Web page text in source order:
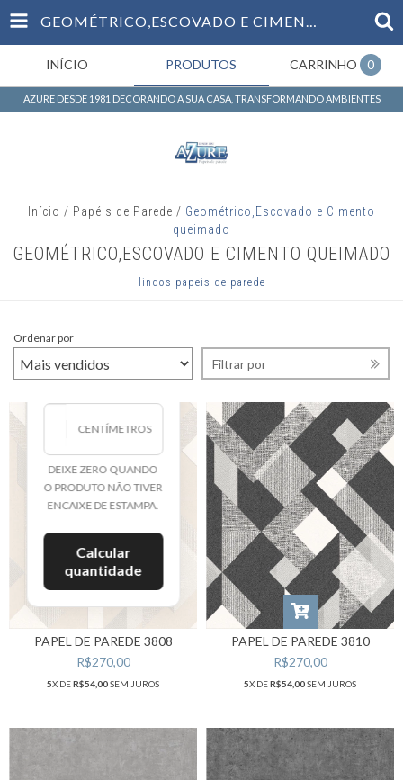
GEOMÉTRICO,ESCOVADO E CIMENTO QUEIMADO
INÍCIO PRODUTOS CARRINHO 0
AZURE DESDE 1981 DECORANDO A SUA CASA, TRANSFORMANDO AMBIENTES
Início / Papéis de Parede / Geométrico,Escovado e Cimento
queimado
GEOMÉTRICO,ESCOVADO E CIMENTO QUEIMADO
lindos papeis de parede
Ordenar por
Filtrar por
ALTURA DA
PAREDE
METROS
COMPRIMENTO
DO ROLO
REPETIÇÃO DO
DESENHO —
CENTÍMETROS
DEIXE ZERO QUANDO
O PRODUTO NÃO TIVER
ENCAIXE DE ESTAMPA.
Calcular
quantidade
PAPEL DE PAREDE 3808
R$270,00
5X DER$54,00SEM JUROS
PAPEL DE PAREDE 3810
R$270,00
5X DER$54,00SEM JUROS